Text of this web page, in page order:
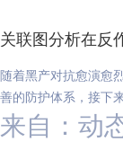
关联图分析在反
随着黑产对抗愈演愈
善的防护体系，接下
来自：动